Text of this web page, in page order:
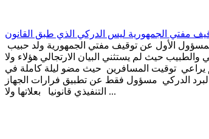
مفتي الجمهورية ليس الدركي الذي طبق القانون
الأول عن توقيف مفتي الجمهورية ولد حبيب
حيث لم يستثني البيان الارتجالي هؤلاء ولا
يراعي توقيت المسافرين حيث مضو ليلة كاملة في
الدركي مسؤول فقط عن تطبيق فرارات الجهاز
التنفيذي قانونيا بعلاتها ولا ...